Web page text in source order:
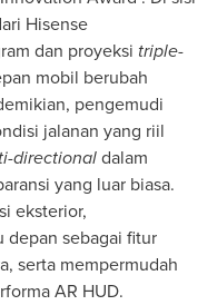
Hisense
dan proyeksi triple-
mobil berubah
pengemudi
jalanan yang riil
directionaldalam
yang luar biasa.
eksterior,
depan sebagai fitur
serta mempermudah
AR HUD.